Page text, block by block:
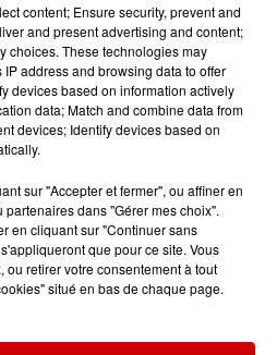
Voir plus
vos places pour le
du Roi Arthur 2026 !
vos entrées pour le
du Sport Automobile au
content; Ensure security, prevent and
and present advertising and content;
choices. These technologies may
address and browsing data to offer
devices based on information actively
data; Match and combine data from
devices; Identify devices based on
sur "Accepter et fermer", ou affiner en
dans "Gérer mes choix".
en cliquant sur "Continuer sans
que pour ce site. Vous
ou retirer votre consentement à tout
situé en bas de chaque page.